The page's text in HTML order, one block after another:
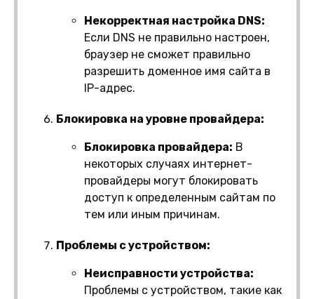
Некорректная настройка DNS:
Если DNS не правильно настроен,
браузер не сможет правильно
разрешить доменное имя сайта в
IP-адрес.
Блокировка на уровне провайдера:
Блокировка провайдера: В
некоторых случаях интернет-
провайдеры могут блокировать
доступ к определенным сайтам по
тем или иным причинам.
Проблемы с устройством:
Неисправности устройства:
Проблемы с устройством, такие как